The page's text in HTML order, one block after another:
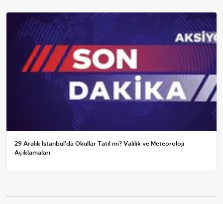
29 Aralık İstanbul'da Okullar Tatil mi? Valilik ve Meteoroloji
Açıklamaları